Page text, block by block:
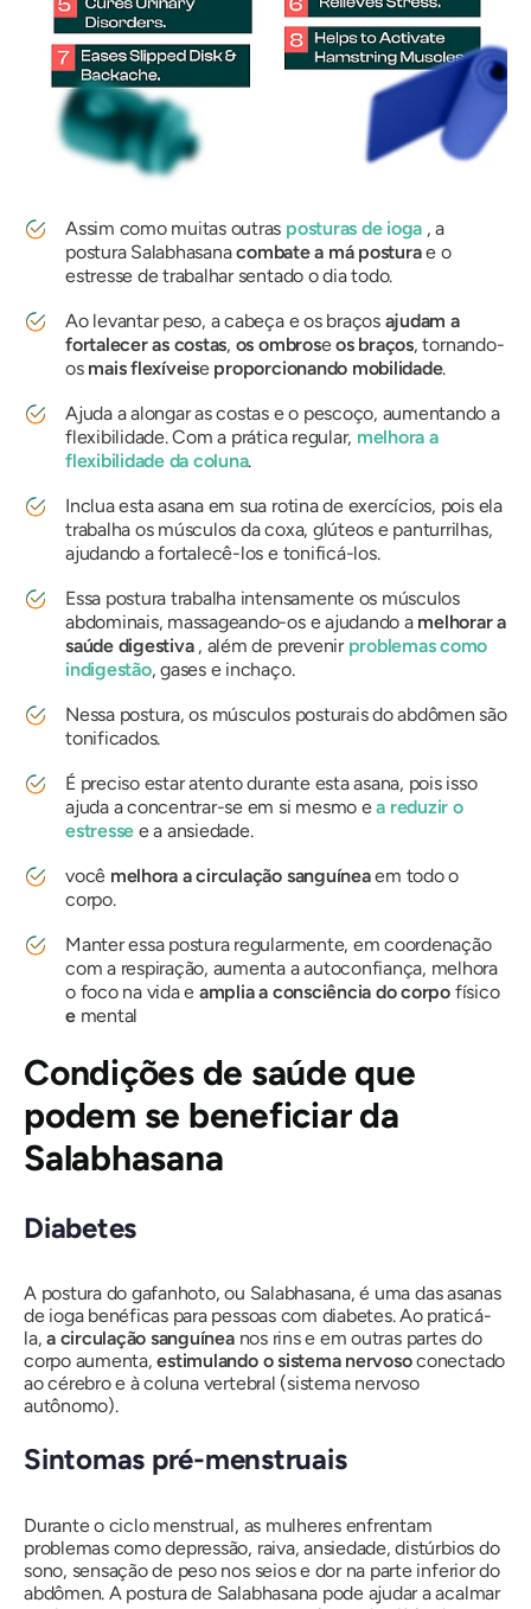
Assim como muitas outras posturas de ioga , a
postura Salabhasanacombate a má posturae o
estresse de trabalhar sentado o dia todo.
Ao levantar peso, a cabeça e os braços ajudam a
fortalecer as costas, os ombroseos braços, tornando-
os mais flexíveise proporcionando mobilidade.
Ajuda a alongar as costas e o pescoço, aumentando a
flexibilidade. Com a prática regular, melhora a
flexibilidade da coluna.
Inclua esta asana em sua rotina de exercícios, pois ela
trabalha os músculos da coxa, glúteos e panturrilhas,
ajudando a fortalecê-los e tonificá-los.
Essa postura trabalha intensamente os músculos
abdominais, massageando-os e ajudando a melhorar a
saúde digestiva, além de prevenir problemas como
indigestão, gases e inchaço.
Nessa postura, os músculos posturais do abdômen são
tonificados.
É preciso estar atento durante esta asana, pois isso
ajuda a concentrar-se em si mesmo ea reduzir o
estresse e a ansiedade.
você melhora a circulação sanguíneaem todo o
corpo.
Manter essa postura regularmente, em coordenação
com a respiração, aumenta a autoconfiança, melhora
o foco na vida e amplia a consciência docorpofísico
emental
Condições de saúde que
podem se beneficiar da
Salabhasana
Diabetes
A postura do gafanhoto, ou Salabhasana, é uma das asanas
de ioga benéficas para pessoas com diabetes. Ao praticá-
la,a circulação sanguíneanos rins e em outras partes do
corpo aumenta,estimulando o sistema nervosoconectado
ao cérebro e à coluna vertebral (sistema nervoso
autônomo).
Sintomas pré-menstruais
Durante o ciclo menstrual, as mulheres enfrentam
problemas como depressão, raiva, ansiedade, distúrbios do
sono, sensação de peso nos seios e dor na parte inferior do
abdômen. A postura de Salabhasana pode ajudar a acalmar